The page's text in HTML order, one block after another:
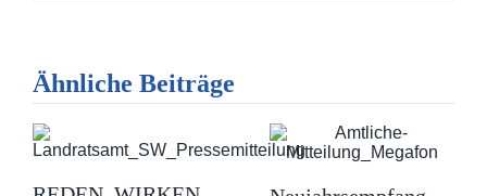
Ähnliche Beiträge